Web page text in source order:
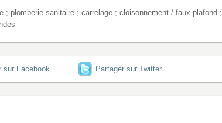
; plomberie sanitaire ; carrelage ; cloisonnement / faux plafond ;
sur Facebook Partager sur Twitter